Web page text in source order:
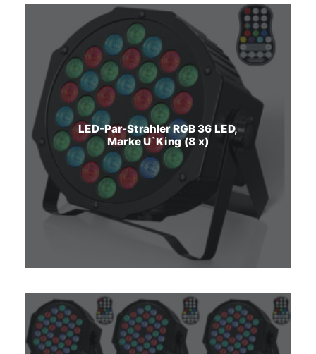
LED-Par-Strahler RGB 36 LED,
Marke U`King (8 x)